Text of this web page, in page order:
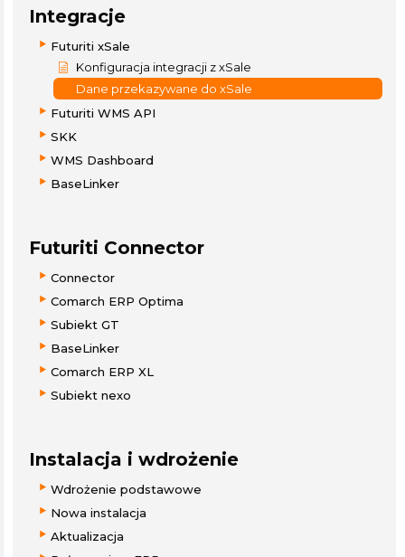
Integracje
Futuriti xSale
Konfiguracja integracji z xSale
Dane przekazywane do xSale
Futuriti WMS API
SKK
WMS Dashboard
BaseLinker
Futuriti Connector
Connector
Comarch ERP Optima
Subiekt GT
BaseLinker
Comarch ERP XL
Subiekt nexo
Instalacja i wdrożenie
Wdrożenie podstawowe
Nowa instalacja
Aktualizacja